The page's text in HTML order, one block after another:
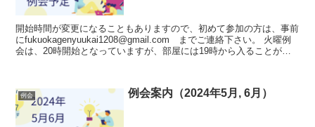
開始時間が変更になることもありますので、初めて参加の方は、事前
にfukuokagenyuukai1208@gmail.com までご連絡下さい。 火曜例
会は、20時開始となっていますが、部屋には19時から入ることが可
例会 例会案内（2024年5月, 6月）